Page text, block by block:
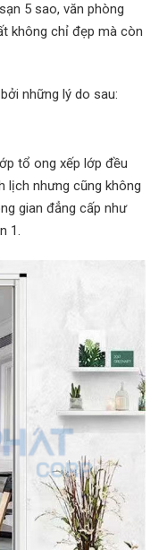
5 sao, văn phòng
không chỉ đẹp mà còn
những lý do sau:
tổ ong xếp lớp đều
lịch nhưng cũng không
gian đẳng cấp như
1.